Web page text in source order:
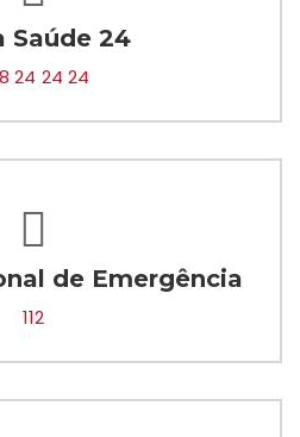
Saúde 24
24 24 24
de Emergência
112